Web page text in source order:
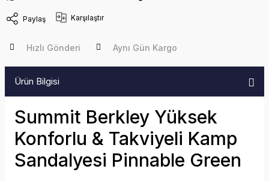
Paylaş Karşılaştır
Hızlı Gönderi Aynı Gün Kargo
Ürün Bilgisi
Summit Berkley Yüksek
Konforlu & Takviyeli Kamp
Sandalyesi Pinnable Green